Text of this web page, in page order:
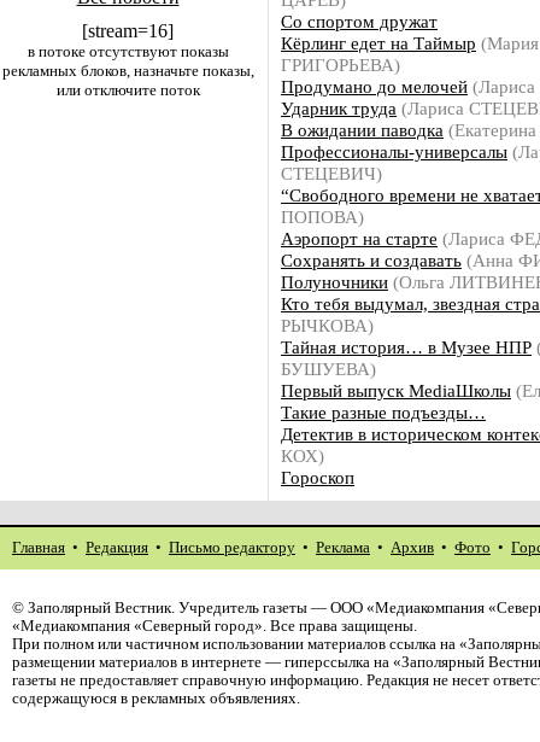
[stream=16]
в потоке отсутствуют показы
рекламных блоков, назначьте показы,
или отключите поток
Со спортом дружат
Кёрлинг едет на Таймыр (Мария
ГРИГОРЬЕВА)
Продумано до мелочей
Ударник труда (Лариса
В ожидании паводка
Профессионалы-универсалы
СТЕЦЕВИЧ)
“Свободного времени не
ПОПОВА)
Аэропорт на старте (Лариса
Сохранять и создавать (Анна
Полуночники (Ольга
Кто тебя выдумал, звездная
РЫЧКОВА)
Тайная история… в Музее НПР
БУШУЕВА)
Первый выпуск MediaШколы
Такие разные подъезды…
Детектив в историческом
КОХ)
Гороскоп
Главная • Редакция • Письмо редактору • Реклама • Архив • Фото •
© Заполярный Вестник. Учредитель газеты — ООО «Медиакомпания
«Медиакомпания «Северный город». Все права защищены.
При полном или частичном использовании материалов ссылка на
размещении материалов в интернете — гиперссылка на «Заполярный
газеты не предоставляет справочную информацию. Редакция не несет
содержащуюся в рекламных объявлениях.